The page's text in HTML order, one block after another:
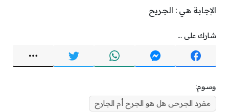
الإجابة هي : الجريح
شارك على ...
وسوم:
مفرد الجرحى هل هو الجرح أم الجارح